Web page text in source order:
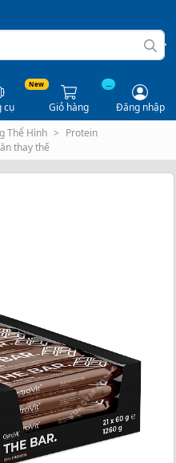
New
cụ
...
Giỏ hàng
Đăng nhập
Thể Hình
Protein
thay thế